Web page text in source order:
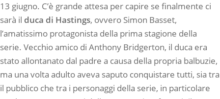
13 giugno. C’è grande attesa per capire se finalmente ci
sarà il duca di Hastings, ovvero Simon Basset,
l’amatissimo protagonista della prima stagione della
serie. Vecchio amico di Anthony Bridgerton, il duca era
stato allontanato dal padre a causa della propria balbuzie,
ma una volta adulto aveva saputo conquistare tutti, sia tra
il pubblico che tra i personaggi della serie, in particolare